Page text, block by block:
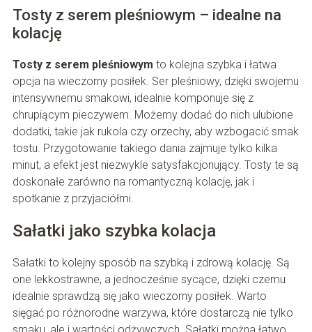
Tosty z serem pleśniowym – idealne na
kolację
Tosty z serem pleśniowym to kolejna szybka i łatwa
opcja na wieczorny posiłek. Ser pleśniowy, dzięki swojemu
intensywnemu smakowi, idealnie komponuje się z
chrupiącym pieczywem. Możemy dodać do nich ulubione
dodatki, takie jak rukola czy orzechy, aby wzbogacić smak
tostu. Przygotowanie takiego dania zajmuje tylko kilka
minut, a efekt jest niezwykle satysfakcjonujący. Tosty te są
doskonałe zarówno na romantyczną kolację, jak i
spotkanie z przyjaciółmi.
Sałatki jako szybka kolacja
Sałatki to kolejny sposób na szybką i zdrową kolację. Są
one lekkostrawne, a jednocześnie sycące, dzięki czemu
idealnie sprawdzą się jako wieczorny posiłek. Warto
sięgać po różnorodne warzywa, które dostarczą nie tylko